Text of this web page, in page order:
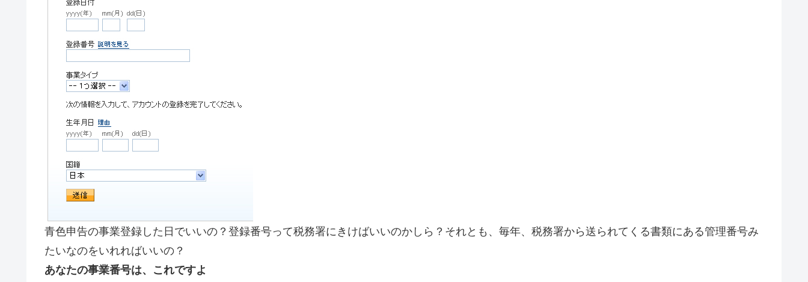
青色申告の事業登録した日でいいの？登録番号って税務署にきけばいいのかしら？それとも、毎年、税務署から送られてくる書類にある管理番号み
たいなのをいれればいいの？
あなたの事業番号は、これですよ